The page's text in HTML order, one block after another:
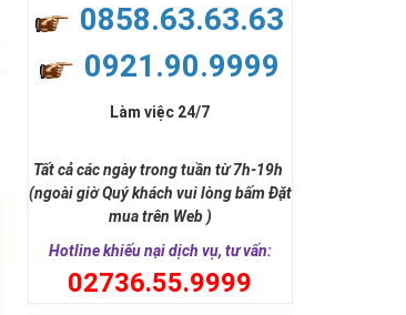
0858.63.63.63
0921.90.9999
Làm việc 24/7
Tất cả các ngày trong tuần từ 7h-19h
(ngoài giờ Quý khách vui lòng bấm Đặt
mua trên Web )
Hotline khiếu nại dịch vụ, tư vấn:
02736.55.9999